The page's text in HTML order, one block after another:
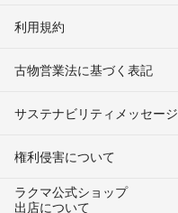
利用規約
古物営業法に基づく表記
サステナビリティメッセージ
権利侵害について
ラクマ公式ショップ
出店について